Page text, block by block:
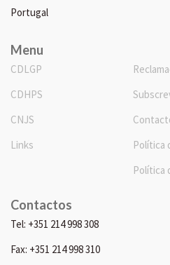
Portugal
Menu
CDLGP
CDHPS
CNJS
Links
Política
Política
Contactos
Tel: +351 214 998 308
Fax: +351 214 998 310